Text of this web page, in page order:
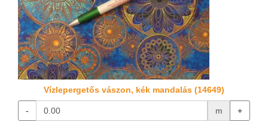
Vízlepergetős vászon, kék mandalás (14649)
- m +